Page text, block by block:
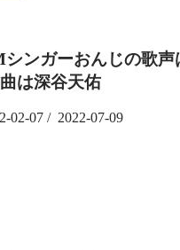
シンガーおんじの歌
は深谷天佑
02-07 / 2022-07-09